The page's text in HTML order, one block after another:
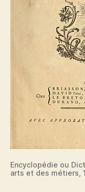
Encyclopédie ou
arts et des métiers,